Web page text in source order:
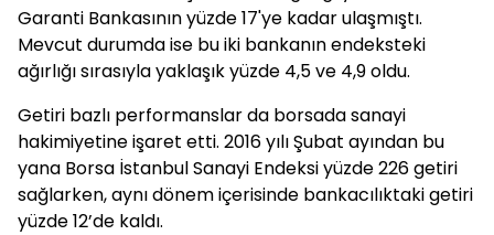
Garanti Bankasının yüzde 17'ye kadar ulaşmıştı.
Mevcut durumda ise bu iki bankanın endeksteki
ağırlığı sırasıyla yaklaşık yüzde 4,5 ve 4,9 oldu.
Getiri bazlı performanslar da borsada sanayi
hakimiyetine işaret etti. 2016 yılı Şubat ayından bu
yana Borsa İstanbul Sanayi Endeksi yüzde 226 getiri
sağlarken, aynı dönem içerisinde bankacılıktaki getiri
yüzde 12’de kaldı.